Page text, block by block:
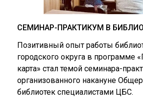
СЕМИНАР-ПРАКТИКУМ В
Позитивный опыт работы
городского округа в программе
карта» стал темой семинара-
организованного накануне
библиотек специалистами ЦБС.